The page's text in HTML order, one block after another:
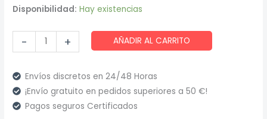
Disponibilidad: Hay existencias
-
-
Fruta
del
Dragón
+ AÑADIR AL CARRITO
Envíos discretos en 24/48 Horas
¡Envío gratuito en pedidos superiores a 50 €!
Pagos seguros Certificados